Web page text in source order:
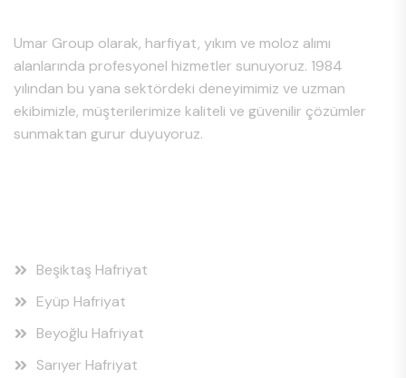
Umar Group olarak, harfiyat, yıkım ve moloz alımı
alanlarında profesyonel hizmetler sunuyoruz. 1984
yılından bu yana sektördeki deneyimimiz ve uzman
ekibimizle, müşterilerimize kaliteli ve güvenilir çözümler
sunmaktan gurur duyuyoruz.
Beşiktaş Hafriyat
Eyüp Hafriyat
Beyoğlu Hafriyat
Sarıyer Hafriyat